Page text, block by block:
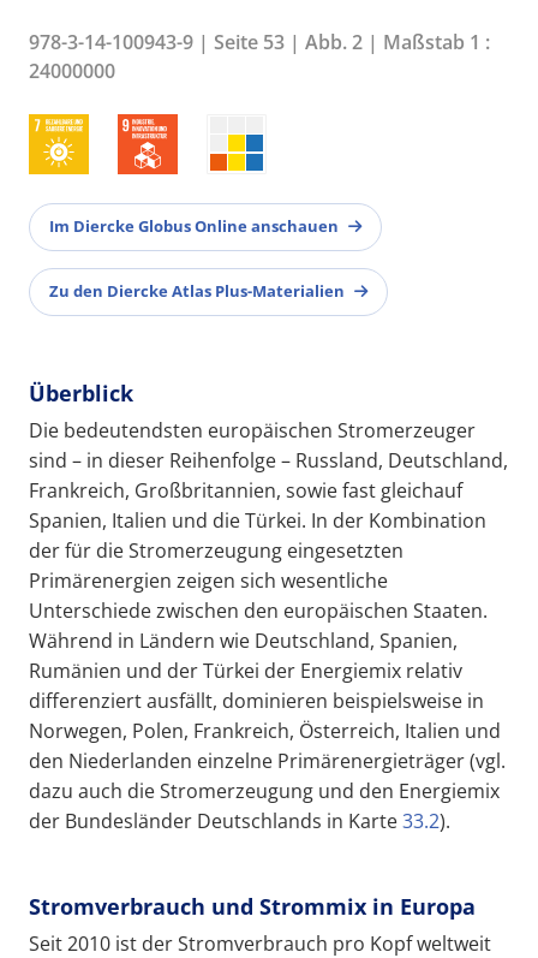
978-3-14-100943-9 | Seite 53 | Abb. 2 | Maßstab 1 :
24000000
Im Diercke Globus Online anschauen
Zu den Diercke Atlas Plus-Materialien
Überblick
Die bedeutendsten europäischen Stromerzeuger
sind – in dieser Reihenfolge – Russland, Deutschland,
Frankreich, Großbritannien, sowie fast gleichauf
Spanien, Italien und die Türkei. In der Kombination
der für die Stromerzeugung eingesetzten
Primärenergien zeigen sich wesentliche
Unterschiede zwischen den europäischen Staaten.
Während in Ländern wie Deutschland, Spanien,
Rumänien und der Türkei der Energiemix relativ
differenziert ausfällt, dominieren beispielsweise in
Norwegen, Polen, Frankreich, Österreich, Italien und
den Niederlanden einzelne Primärenergieträger (vgl.
dazu auch die Stromerzeugung und den Energiemix
der Bundesländer Deutschlands in Karte33.2).
Stromverbrauch und Strommix in Europa
Seit 2010 ist der Stromverbrauch pro Kopf weltweit